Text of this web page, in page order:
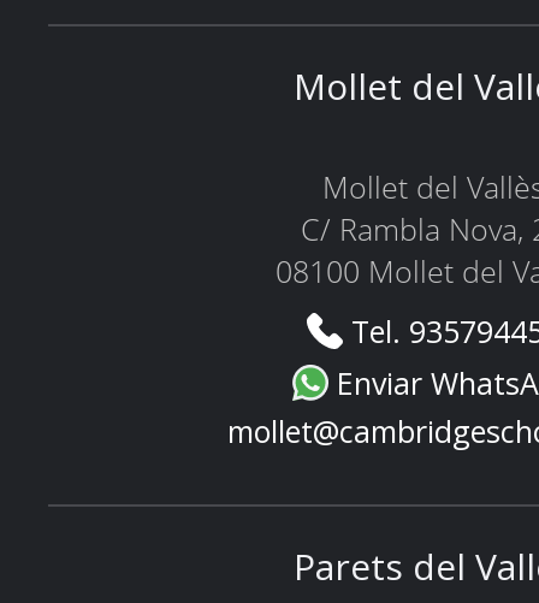
Mollet del
Mollet del
C/ Rambla Nova,
08100 Mollet del
Tel.
Enviar
Parets del